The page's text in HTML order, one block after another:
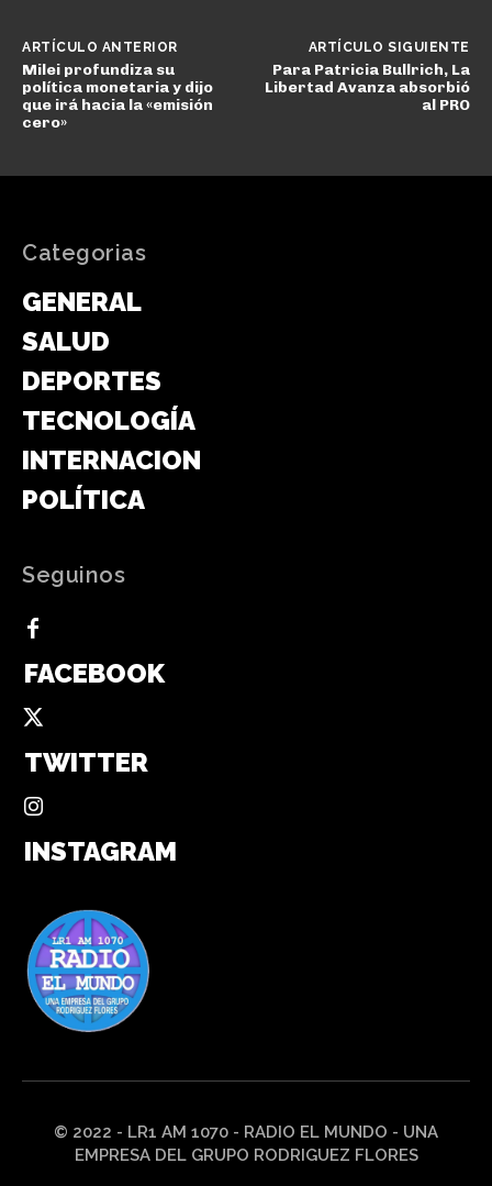
ARTÍCULO ANTERIOR
Milei profundiza su
política monetaria y dijo
que irá hacia la «emisión
cero»
ARTÍCULO SIGUIENTE
Para Patricia Bullrich, La
Libertad Avanza absorbió
al PRO
Categorias
GENERAL
SALUD
DEPORTES
TECNOLOGÍA
INTERNACIONAL
POLÍTICA
Seguinos
FACEBOOK
TWITTER
INSTAGRAM
© 2022 - LR1 AM 1070 - RADIO EL MUNDO - UNA
EMPRESA DEL GRUPO RODRIGUEZ FLORES